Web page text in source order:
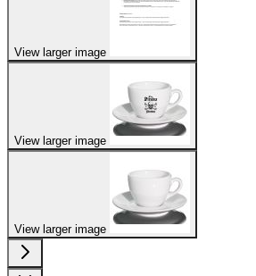
View larger image
View larger image
View larger image